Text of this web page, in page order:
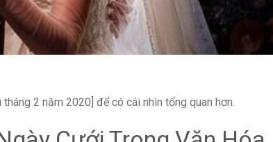
2 năm 2020] để có cái nhìn tổng quan hơn.